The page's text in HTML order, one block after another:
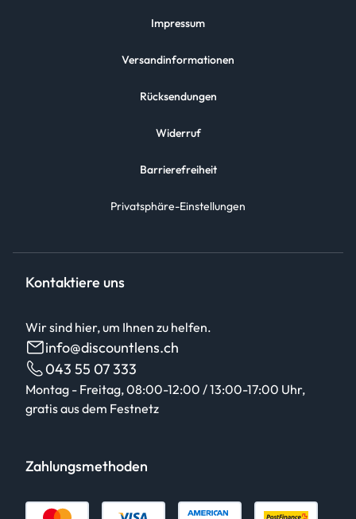
Impressum
Versandinformationen
Rücksendungen
Widerruf
Barrierefreiheit
Privatsphäre-Einstellungen
Kontaktiere uns
Wir sind hier, um Ihnen zu helfen.
info@discountlens.ch
043 55 07 333
Montag - Freitag, 08:00-12:00 / 13:00-17:00 Uhr,
gratis aus dem Festnetz
Zahlungsmethoden